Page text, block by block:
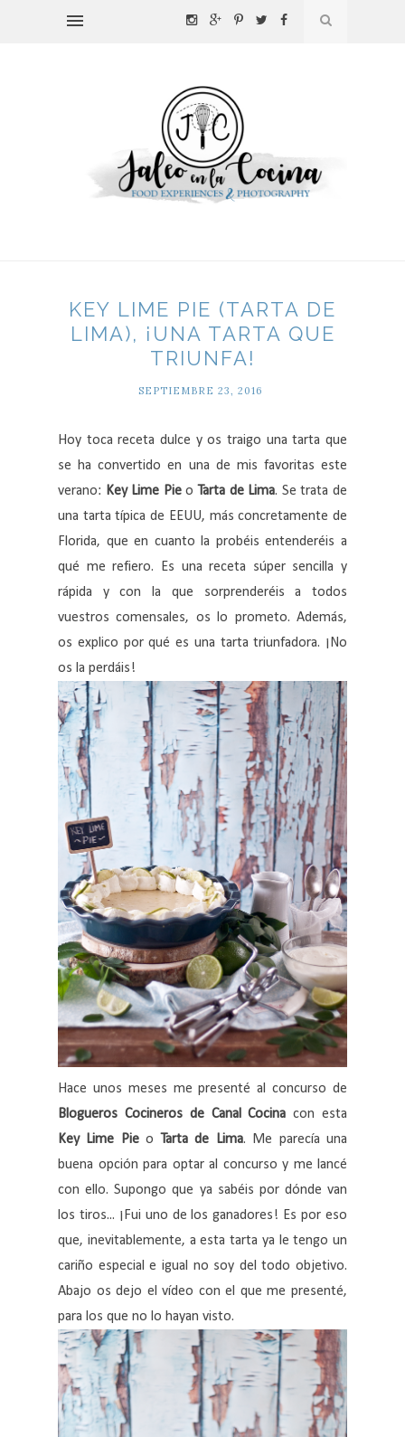
KEY LIME PIE (TARTA DE
LIMA), ¡UNA TARTA QUE
TRIUNFA!
SEPTIEMBRE 23, 2016
Hoy toca receta dulce y os traigo una tarta que
se ha convertido en una de mis favoritas este
verano: Key Lime PieoTarta de Lima. Se trata de
una tarta típica de EEUU, más concretamente de
Florida, que en cuanto la probéis entenderéis a
qué me refiero. Es una receta súper sencilla y
rápida y con la que sorprenderéis a todos
vuestros comensales, os lo prometo. Además,
os explico por qué es una tarta triunfadora. ¡No
os la perdáis!
Hace unos meses me presenté al concurso de
Blogueros Cocineros de Canal Cocina con esta
Key Lime Pieo Tarta de Lima. Me parecía una
buena opción para optar al concurso y me lancé
con ello. Supongo que ya sabéis por dónde van
los tiros... ¡Fui uno de los ganadores! Es por eso
que, inevitablemente, a esta tarta ya le tengo un
cariño especial e igual no soy del todo objetivo.
Abajo os dejo el vídeo con el que me presenté,
para los que no lo hayan visto.